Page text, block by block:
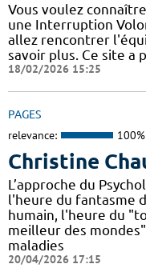
Vous voulez
une Interruption
allez rencontrer
savoir plus. Ce site a
18/02/2026 15:25
PAGES
relevance: 100%
Christine
L’approche du
l'heure du fantasme
humain, l'heure du
meilleur des
maladies
20/04/2026 17:15